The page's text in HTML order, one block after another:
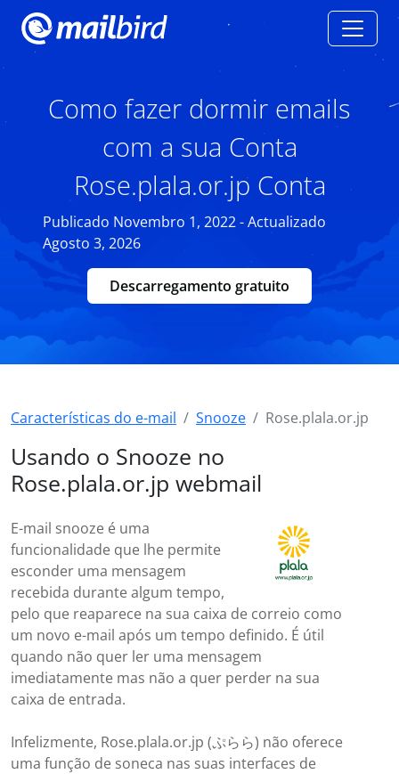
Como fazer dormir emails
com a sua Conta
Rose.plala.or.jp Conta
Publicado Novembro 1, 2022 - Actualizado
Agosto 3, 2026
Descarregamento gratuito
Características do e-mail Snooze Rose.plala.or.jp
Usando o Snooze no
Rose.plala.or.jp webmail
E-mail snooze é uma
funcionalidade que lhe permite
esconder uma mensagem
recebida durante algum tempo,
pelo que reaparece na sua caixa de correio como
um novo e-mail após um tempo definido. É útil
quando não quer ler uma mensagem
imediatamente mas não a quer perder na sua
caixa de entrada.
Infelizmente, Rose.plala.or.jp (ぷらら) não oferece
uma função de soneca nas suas interfaces de